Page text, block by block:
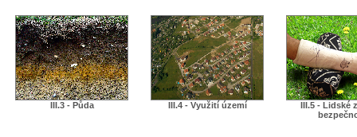
III.3 - Půda III.4 - Využití území
III.5 - Lidské